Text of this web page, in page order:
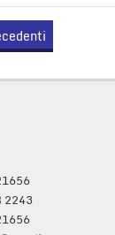
Manuale • Bianco
2243